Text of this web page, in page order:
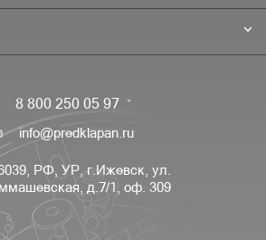
8 800 250 05 97
info@predklapan.ru
РФ, УР, г.Ижевск, ул.
д.7/1, оф. 309